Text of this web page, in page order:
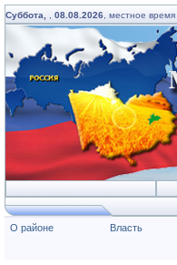
Суббота, 08.08.2026 , местное время
О районе Власть